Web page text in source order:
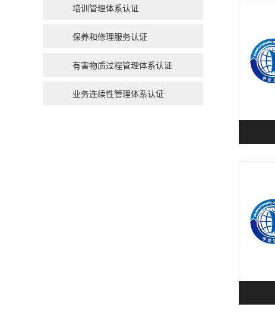
培训管理体系认证
保养和修理服务认证
有害物质过程管理体系认证
业务连续性管理体系认证